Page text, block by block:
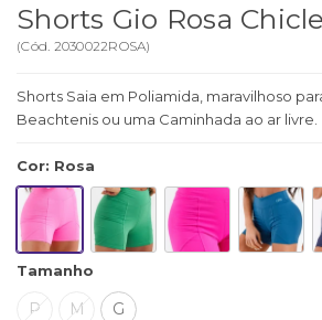
Shorts Gio Rosa
(Cód. 2030022ROSA)
Shorts Saia em Poliamida, maravilhoso
Beachtenis ou uma Caminhada ao ar livre.
Cor: Rosa
Tamanho
P M G